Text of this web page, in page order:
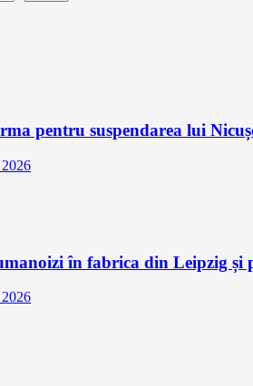
pentru suspendarea lui
în fabrica din Leipzig și